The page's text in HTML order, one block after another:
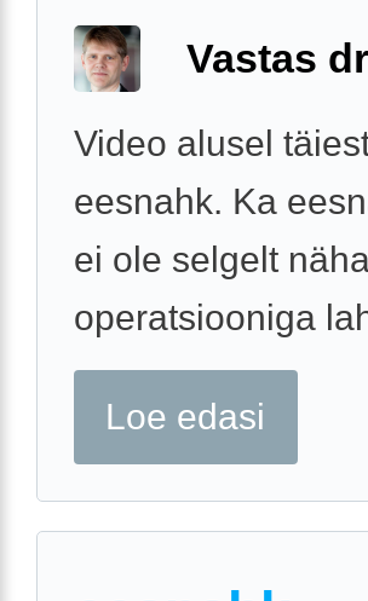
Vastas
Video alusel
eesnahk. Ka
ei ole selgelt
operatsiooniga
Loe edasi